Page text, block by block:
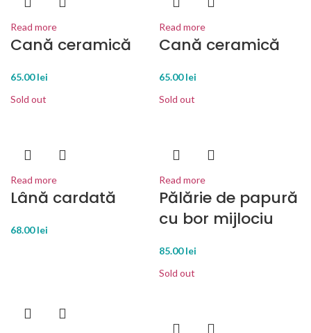
Read more
Cană ceramică
65.00lei
Read more
Cană ceramică
65.00lei
Sold out
Read more
Lână cardată
68.00lei
Sold out
Read more
Pălărie de papură
cu bor mijlociu
85.00lei
Sold out